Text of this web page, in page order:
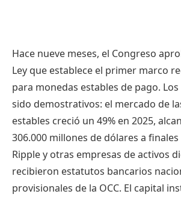
Hace nueve meses, el Congreso
Ley que establece el primer marco
para monedas estables de pago.
sido demostrativos: el mercado de
estables creció un 49% en 2025,
306.000 millones de dólares a finales
Ripple y otras empresas de activos
recibieron estatutos bancarios
provisionales de la OCC. El capital